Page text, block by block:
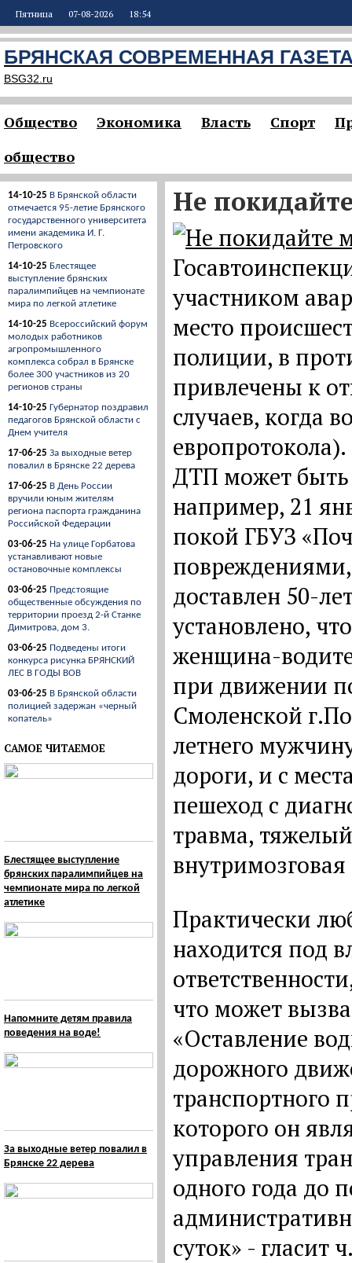
Пятница 07-08-2026 18:54
БРЯНСКАЯ СОВРЕМЕННАЯ
BSG32.ru
Общество Экономика Власть Спорт
общество
14-10-25 В Брянской области
отмечается 95-летие Брянского
государственного университета
имени академика И. Г.
Петровского
14-10-25 Блестящее
выступление брянских
паралимпийцев на чемпионате
мира по легкой атлетике
14-10-25 Всероссийский форум
молодых работников
агропромышленного
комплекса собрал в Брянске
более 300 участников из 20
регионов страны
14-10-25 Губернатор поздравил
педагогов Брянской области с
Днем учителя
17-06-25 За выходные ветер
повалил в Брянске 22 дерева
17-06-25 В День России
вручили юным жителям
региона паспорта гражданина
Российской Федерации
03-06-25 На улице Горбатова
устанавливают новые
остановочные комплексы
03-06-25 Предстоящие
общественные обсуждения по
территории проезд 2-й Станке
Димитрова, дом 3.
03-06-25 Подведены итоги
конкурса рисунка БРЯНСКИЙ
ЛЕС В ГОДЫ ВОВ
03-06-25 В Брянской области
полицией задержан «черный
копатель»
САМОЕ ЧИТАЕМОЕ
Блестящее выступление
брянских паралимпийцев на
чемпионате мира по легкой
атлетике
Напомните детям правила
поведения на воде!
За выходные ветер повалил в
Брянске 22 дерева
Не
участником
место
полиции, в
привлечены к
случаев, когда
ДТП может
например, 21
покой ГБУЗ
повреждениями,
доставлен 50-
установлено,
женщина-
при движении
Смоленской
летнего
дороги, и с
пешеход с
травма,
Практически
находится под
что может
«Оставление
дорожного
транспортного
которого он
управления
одного года до
суток» - гласит